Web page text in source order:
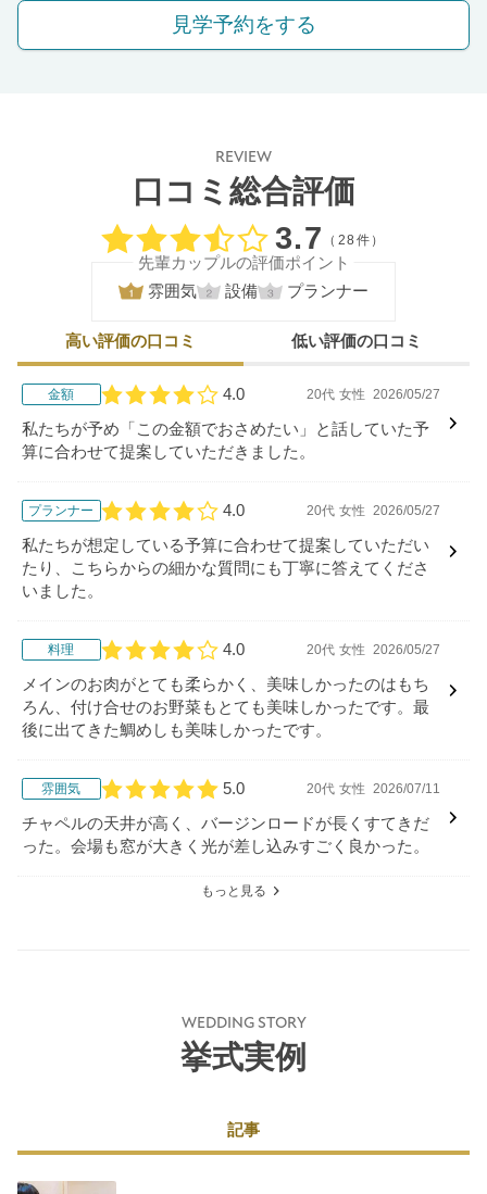
見学予約をする
REVIEW
口コミ総合評価
口コミ評価
3.7 （28件）
先輩カップルの評価ポイント
雰囲気
設備 プランナー
高い評価の口コミ 低い評価の口コミ
金額
口コミ評価
4.0 20代 女性 2026/05/27
私たちが予め「この金額でおさめたい」と話していた予
算に合わせて提案していただきました。
プランナー
口コミ評価
4.0 20代 女性 2026/05/27
私たちが想定している予算に合わせて提案していただい
たり、こちらからの細かな質問にも丁寧に答えてくださ
いました。
料理
口コミ評価
4.0 20代 女性 2026/05/27
メインのお肉がとても柔らかく、美味しかったのはもち
ろん、付け合せのお野菜もとても美味しかったです。最
後に出てきた鯛めしも美味しかったです。
雰囲気
口コミ評価
5.0 20代 女性 2026/07/11
チャペルの天井が高く、バージンロードが長くすてきだ
った。会場も窓が大きく光が差し込みすごく良かった。
もっと見る
WEDDING STORY
挙式実例
記事